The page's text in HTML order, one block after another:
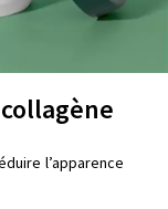
l’apparence